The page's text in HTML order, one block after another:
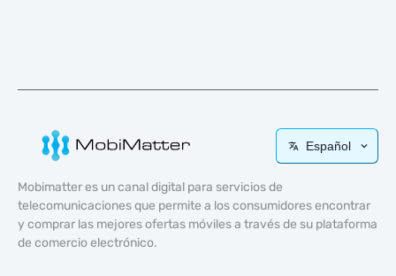
Español
Mobimatter es un canal digital para servicios de
telecomunicaciones que permite a los consumidores encontrar
y comprar las mejores ofertas móviles a través de su plataforma
de comercio electrónico.